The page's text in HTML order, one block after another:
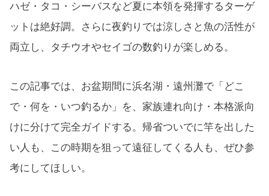
ハゼ・タコ・シーバスなど夏に本領を発揮するターゲ
ットは絶好調。さらに夜釣りでは涼しさと魚の活性が
両立し、タチウオやセイゴの数釣りが楽しめる。
この記事では、お盆期間に浜名湖・遠州灘で「どこ
で・何を・いつ釣るか」を、家族連れ向け・本格派向
けに分けて完全ガイドする。帰省ついでに竿を出した
い人も、この時期を狙って遠征してくる人も、ぜひ参
考にしてほしい。